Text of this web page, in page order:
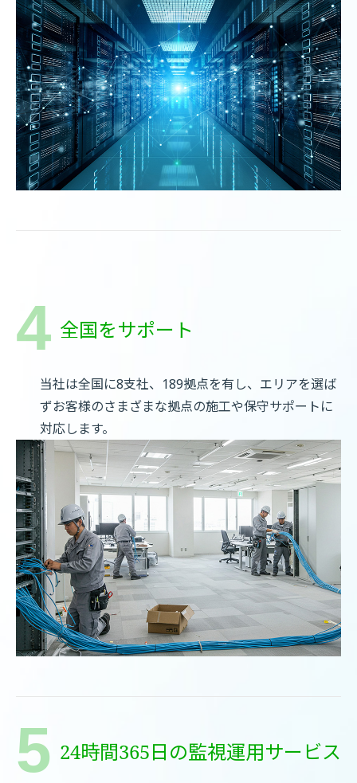
全国をサポート
当社は全国に8支社、189拠点を有し、エリアを選ば
ずお客様のさまざまな拠点の施工や保守サポートに
対応します。
24時間365日の監視運用サービス